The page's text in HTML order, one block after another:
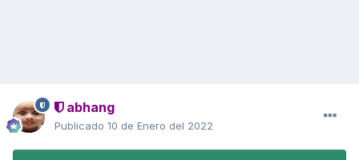
abhang
Publicado 10 de Enero del 2022